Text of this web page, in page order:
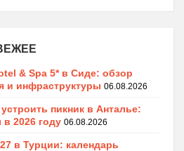
& Spa 5* в Сиде: обзор
и инфраструктуры 06.08.2026
пикник в Анталье:
2026 году 06.08.2026
в Турции: календарь